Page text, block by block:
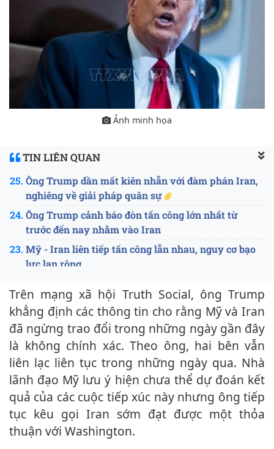
Ảnh minh họa
TIN LIÊN QUAN
Ông Trump dần mất kiên nhẫn với đàm phán Iran,
nghiêng về giải pháp quân sự
Ông Trump cảnh báo đòn tấn công lớn nhất từ
trước đến nay nhằm vào Iran
Mỹ - Iran liên tiếp tấn công lẫn nhau, nguy cơ bạo
lực lan rộng
Trên mạng xã hội Truth Social, ông Trump
khẳng định các thông tin cho rằng Mỹ và Iran
đã ngừng trao đổi trong những ngày gần đây
là không chính xác. Theo ông, hai bên vẫn
liên lạc liên tục trong những ngày qua. Nhà
lãnh đạo Mỹ lưu ý hiện chưa thể dự đoán kết
quả của các cuộc tiếp xúc này nhưng ông tiếp
tục kêu gọi Iran sớm đạt được một thỏa
thuận với Washington.